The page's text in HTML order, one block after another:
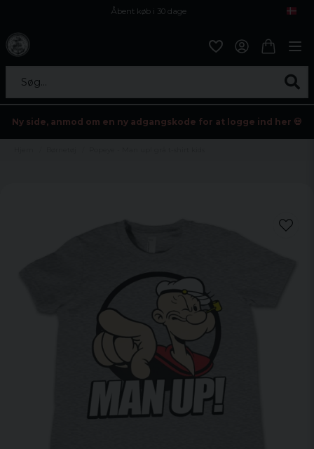
Åbent køb i 30 dage
Søg...
Ny side, anmod om en ny adgangskode for at logge ind her 💀